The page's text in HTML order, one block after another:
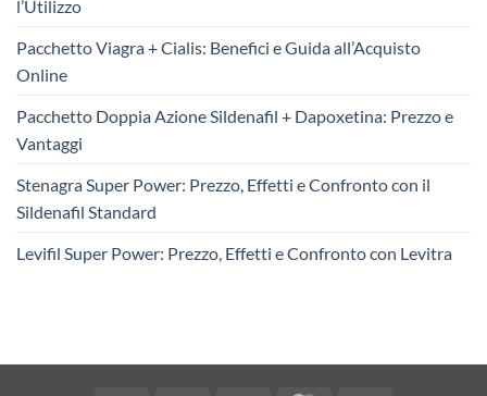
l’Utilizzo
Pacchetto Viagra + Cialis: Benefici e Guida all’Acquisto
Online
Pacchetto Doppia Azione Sildenafil + Dapoxetina: Prezzo e
Vantaggi
Stenagra Super Power: Prezzo, Effetti e Confronto con il
Sildenafil Standard
Levifil Super Power: Prezzo, Effetti e Confronto con Levitra